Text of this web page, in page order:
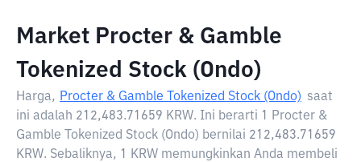
Market Procter & Gamble
Tokenized Stock (Ondo)
Harga, Procter & Gamble Tokenized Stock (Ondo) saat
ini adalah 212,483.71659 KRW. Ini berarti 1 Procter &
Gamble Tokenized Stock (Ondo) bernilai 212,483.71659
KRW. Sebaliknya, 1 KRW memungkinkan Anda membeli